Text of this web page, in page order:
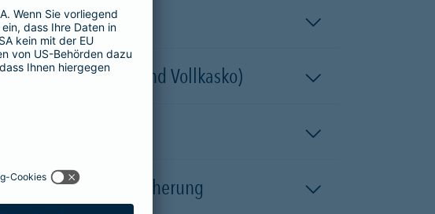
(Teil- und Vollkasko)
der Vollkaskoversicherung